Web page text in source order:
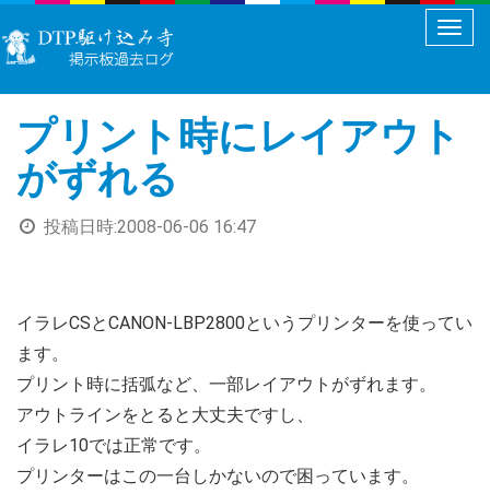
メ
ュ
プリント時にレイアウト
がずれる
投稿日時:2008-06-06 16:47
イラレCSとCANON-LBP2800というプリンターを使ってい
ます。
プリント時に括弧など、一部レイアウトがずれます。
アウトラインをとると大丈夫ですし、
イラレ10では正常です。
プリンターはこの一台しかないので困っています。